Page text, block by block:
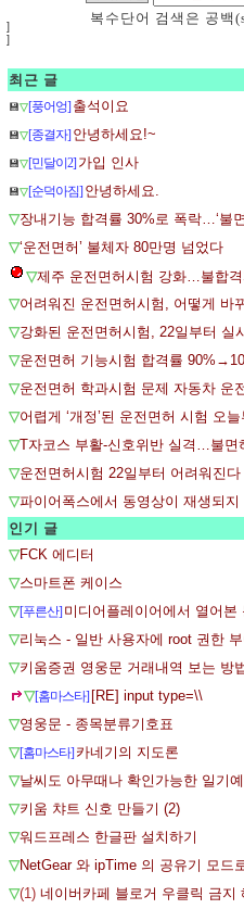
복수단어 검색은 공백
]
]
최근 글
💾▽[풍어엉] 출석이요
💾▽[종결자] 안녕하세요!~
💾▽[민달이2] 가입 인사
💾▽[순덕아짐] 안녕하세요.
▽장내기능 합격률 30%로 폭락…‘불
▽‘운전면허’ 불체자 80만명 넘었다
▽제주 운전면허시험 강화…불합
▽어려워진 운전면허시험, 어떻게 바
▽강화된 운전면허시험, 22일부터 실
▽운전면허 기능시험 합격률
▽운전면허 학과시험 문제 자동차 운
▽어렵게 ‘개정’된 운전면허 시험 오
▽T자코스 부활-신호위반 실격…불면
▽운전면허시험 22일부터 어려워진다
▽파이어폭스에서 동영상이 재생되
인기 글
▽FCK 에디터
▽스마트폰 케이스
▽[푸른산] 미디어플레이어에서 열어본
▽리눅스 - 일반 사용자에 root 권한
▽키움증권 영웅문 거래내역 보는 방
▽[홈마스타] [RE] input type=\\
▽영웅문 - 종목분류기호표
▽[홈마스타] 카네기의 지도론
▽날씨도 아무때나 확인가능한 일기
▽키움 챠트 신호 만들기 (2)
▽워드프레스 한글판 설치하기
▽NetGear 와 ipTime 의 공유기 모드
▽(1) 네이버카페 블로거 우클릭 금지